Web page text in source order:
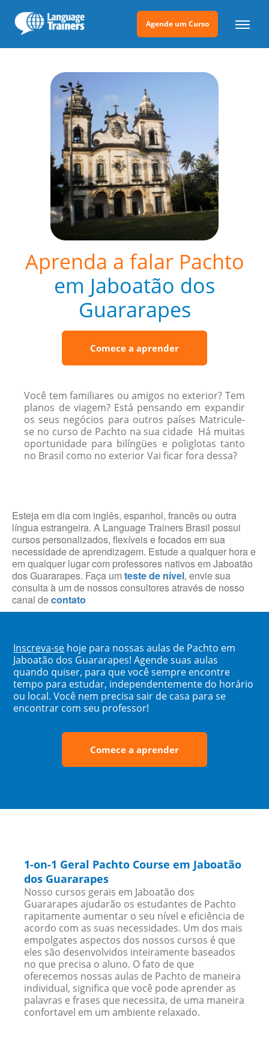
Agende um Curso
Aprenda a falar Pachto
em Jaboatão dos
Guararapes
Comece a aprender
Você tem familiares ou amigos no exterior? Tem
planos de viagem? Está pensando em expandir
os seus negócios para outros países Matricule-
se no curso de Pachto na sua cidade Há muitas
oportunidade para bilíngües e poliglotas tanto
no Brasil como no exterior Vai ficar fora dessa?
Esteja em dia com inglês, espanhol, francês ou outra
língua estrangeira. A Language Trainers Brasil possui
cursos personalizados, flexíveis e focados em sua
necessidade de aprendizagem. Estude a qualquer hora e
em qualquer lugar com professores nativos em Jaboatão
dos Guararapes. Faça um teste de nível, envie sua
consulta à um de nossos consultores através de nosso
canal decontato
Inscreva-se hoje para nossas aulas de Pachto em
Jaboatão dos Guararapes! Agende suas aulas
quando quiser, para que você sempre encontre
tempo para estudar, independentemente do horário
ou local. Você nem precisa sair de casa para se
encontrar com seu professor!
Comece a aprender
1-on-1 Geral Pachto Course em Jaboatão
dos Guararapes
Nosso cursos gerais em Jaboatão dos
Guararapes ajudarão os estudantes de Pachto
rapitamente aumentar o seu nível e eficiência de
acordo com as suas necessidades. Um dos mais
empolgates aspectos dos nossos cursos é que
eles são desenvolvidos inteiramente baseados
no que precisa o aluno. O fato de que
oferecemos nossas aulas de Pachto de maneira
individual, significa que você pode aprender as
palavras e frases que necessita, de uma maneira
confortavel em um ambiente relaxado.